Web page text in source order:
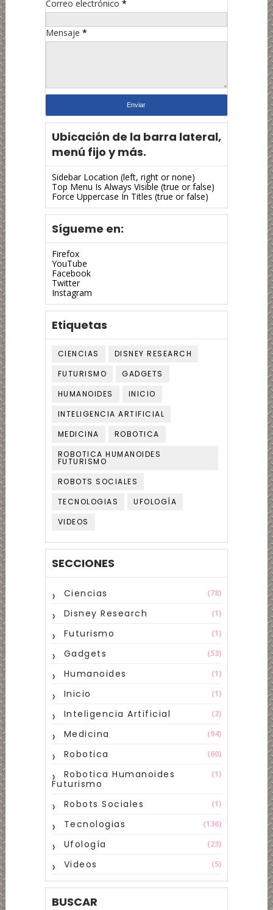
Correo electrónico *
Mensaje *
Ubicación de la barra lateral,
menú fijo y más.
Sidebar Location (left, right or none)
Top Menu Is Always Visible (true or false)
Force Uppercase In Titles (true or false)
Sígueme en:
Firefox
YouTube
Facebook
Twitter
Instagram
Etiquetas
CIENCIAS
DISNEY RESEARCH
FUTURISMO
GADGETS
HUMANOIDES
INICIO
INTELIGENCIA ARTIFICIAL
MEDICINA
ROBOTICA
ROBOTICA HUMANOIDES
FUTURISMO
ROBOTS SOCIALES
TECNOLOGIAS
UFOLOGÍA
VIDEOS
SECCIONES
Ciencias (78)
Disney Research (1)
Futurismo (1)
Gadgets (53)
Humanoides (1)
Inicio (1)
Inteligencia Artificial (2)
Medicina (94)
Robotica (60)
Robotica Humanoides
Futurismo
(1)
Robots Sociales (1)
Tecnologias (136)
Ufología (23)
Videos (5)
BUSCAR